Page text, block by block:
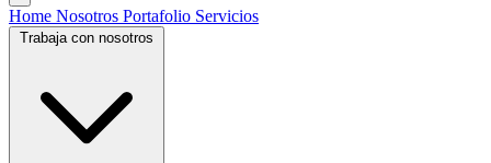
Home Nosotros Portafolio Servicios